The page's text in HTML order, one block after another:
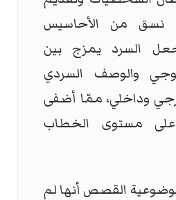
نسق من الأحاسيس
السرد يمزج بين
والوصف السردي
وداخلي، ممّا أضفى
على مستوى الخطاب
القصص أنها لم